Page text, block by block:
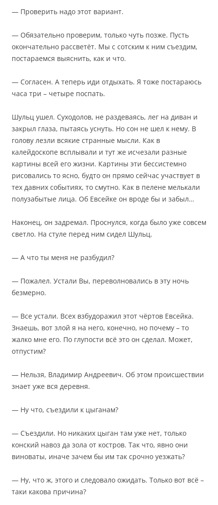
— Проверить надо этот вариант.
— Обязательно проверим, только чуть позже. Пусть
окончательно рассветёт. Мы с сотским к ним съездим,
постараемся выяснить, как и что.
— Согласен. А теперь иди отдыхать. Я тоже постараюсь
часа три – четыре поспать.
Шульц ушел. Суходолов, не раздеваясь, лег на диван и
закрыл глаза, пытаясь уснуть. Но сон не шел к нему. В
голову лезли всякие странные мысли. Как в
калейдоскопе всплывали и тут же исчезали разные
картины всей его жизни. Картины эти бессистемно
рисовались то ясно, будто он прямо сейчас участвует в
тех давних событиях, то смутно. Как в пелене мелькали
полузабытые лица. Об Евсейке он вроде бы и забыл…
Наконец, он задремал. Проснулся, когда было уже совсем
светло. На стуле перед ним сидел Шульц.
— А что ты меня не разбудил?
— Пожалел. Устали Вы, переволновались в эту ночь
безмерно.
— Все устали. Всех взбудоражил этот чёртов Евсейка.
Знаешь, вот злой я на него, конечно, но почему – то
жалко мне его. По глупости всё это он сделал. Может,
отпустим?
— Нельзя, Владимир Андреевич. Об этом происшествии
знает уже вся деревня.
— Ну что, съездили к цыганам?
— Съездили. Но никаких цыган там уже нет, только
конский навоз да зола от костров. Так что, явно они
виноваты, иначе зачем бы им так срочно уезжать?
— Ну, что ж, этого и следовало ожидать. Только вот всё –
таки какова причина?